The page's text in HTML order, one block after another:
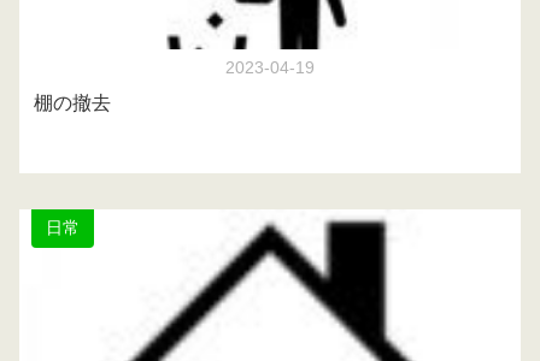
2023-04-19
棚の撤去
日常